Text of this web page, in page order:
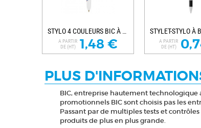
STYLO 4 COULEURS BIC À PERSONNALISER MINI...
A PARTIR
DE (HT) 1,48 € A PARTIR
DE (HT)
PLUS
BIC, entreprise hautement technologique
promotionnels BIC sont choisis pas les
Passant par de multiples tests et
produits de plus en plus grande.